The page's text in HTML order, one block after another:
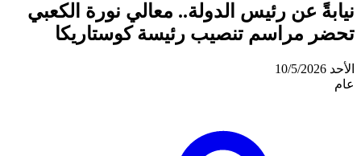
نيابةً عن رئيس الدولة.. معالي نورة الكعبي
تحضر مراسم تنصيب رئيسة كوستاريكا
الأحد 10/5/2026
عام